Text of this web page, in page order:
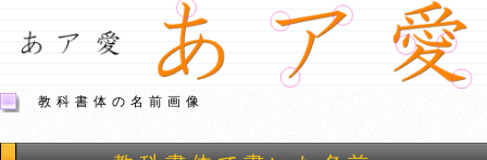
教科書体の名前画像